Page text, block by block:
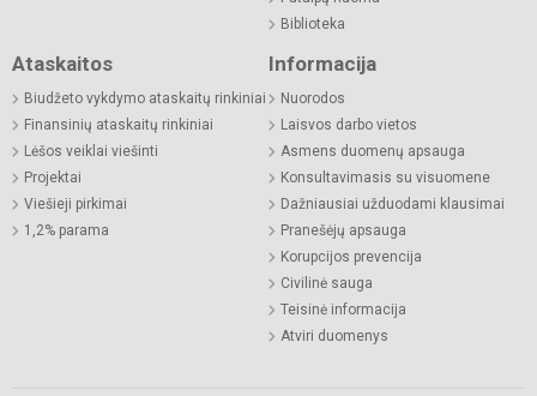
Biblioteka
Ataskaitos
Biudžeto vykdymo ataskaitų rinkiniai
Finansinių ataskaitų rinkiniai
Lėšos veiklai viešinti
Projektai
Viešieji pirkimai
1,2% parama
Informacija
Nuorodos
Laisvos darbo vietos
Asmens duomenų apsauga
Konsultavimasis su visuomene
Dažniausiai užduodami klausimai
Pranešėjų apsauga
Korupcijos prevencija
Civilinė sauga
Teisinė informacija
Atviri duomenys